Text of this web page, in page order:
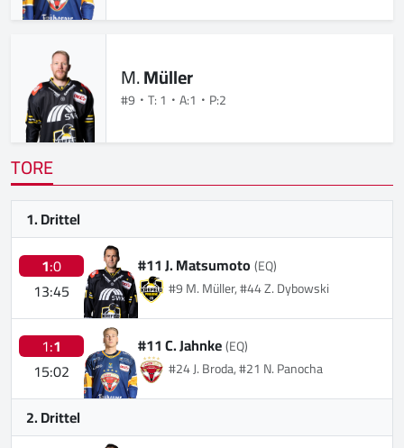
M.Müller
#9 T: 1 A:1 P:2
TORE
1. Drittel
1:0
13:45
#11 J. Matsumoto(EQ)
#9 M. Müller, #44 Z. Dybowski
1:1
15:02
#11 C. Jahnke(EQ)
#24 J. Broda, #21 N. Panocha
2. Drittel